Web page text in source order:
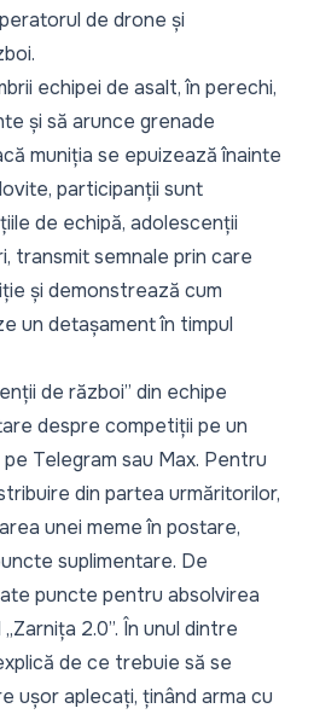
de drone și
echipei de asalt, în perechi,
și să arunce grenade
muniția se epuizează înainte
participanții sunt
de echipă, adolescenții
transmit semnale prin care
și demonstrează cum
un detașament în timpul
de război” din echipe
despre competiții pe un
Telegram sau Max. Pentru
din partea urmăritorilor,
unei meme în postare,
suplimentare. De
puncte pentru absolvirea
2.0”. În unul dintre
de ce trebuie să se
ușor aplecați, ținând arma cu